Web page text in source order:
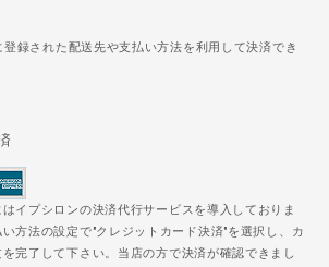
録された配送先や支払い方法を利用して決済でき
イプシロンの決済代行サービスを導入しておりま
方法の設定で"クレジットカード決済"を選択し、カ
完了して下さい。当店の方で決済が確認できまし